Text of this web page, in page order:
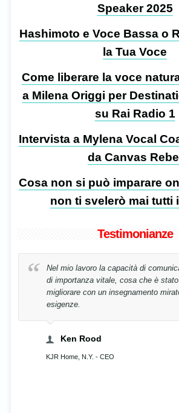
Speaker 2025
Hashimoto e Voce Bassa o
la Tua Voce
Come liberare la voce
a Milena Origgi per
su Rai Radio 1
Intervista a Mylena Vocal
da Canvas
Cosa non si può imparare
non ti svelerò mai tutti
Testimonianze
Nel mio lavoro la capacità di
di importanza vitale, cosa che è
migliorare con un insegnamento
esigenze.
Ken Rood
KJR Home, N.Y. - CEO